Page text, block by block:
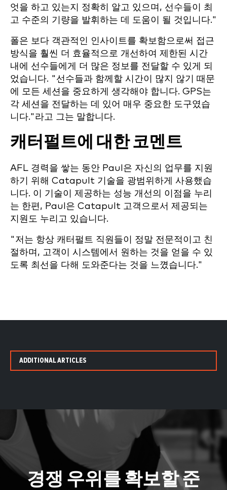
엇을 하고 있는지 정확히 알고 있으며, 선수들이 최
고 수준의 기량을 발휘하는 데 도움이 될 것입니다."
폴은 보다 객관적인 인사이트를 확보함으로써 접근
방식을 훨씬 더 효율적으로 개선하여 제한된 시간
내에 선수들에게 더 많은 정보를 전달할 수 있게 되
었습니다. "선수들과 함께할 시간이 많지 않기 때문
에 모든 세션을 중요하게 생각해야 합니다. GPS는
각 세션을 전달하는 데 있어 매우 중요한 도구였습
니다."라고 그는 말합니다.
캐터펄트에 대한 코멘트
AFL 경력을 쌓는 동안 Paul은 자신의 업무를 지원
하기 위해 Catapult 기술을 광범위하게 사용했습
니다. 이 기술이 제공하는 성능 개선의 이점을 누리
는 한편, Paul은 Catapult 고객으로서 제공되는
지원도 누리고 있습니다.
"저는 항상 캐터펄트 직원들이 정말 전문적이고 친
절하며, 고객이 시스템에서 원하는 것을 얻을 수 있
도록 최선을 다해 도와준다는 것을 느꼈습니다."
ADDITIONAL ARTICLES
경쟁 우위를 확보할 준